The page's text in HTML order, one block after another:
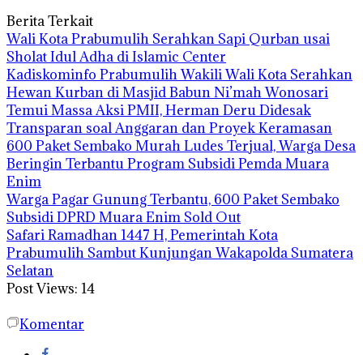
Berita Terkait
Wali Kota Prabumulih Serahkan Sapi Qurban usai
Sholat Idul Adha di Islamic Center
Kadiskominfo Prabumulih Wakili Wali Kota Serahkan
Hewan Kurban di Masjid Babun Ni’mah Wonosari
Temui Massa Aksi PMII, Herman Deru Didesak
Transparan soal Anggaran dan Proyek Keramasan
600 Paket Sembako Murah Ludes Terjual, Warga Desa
Beringin Terbantu Program Subsidi Pemda Muara
Enim
Warga Pagar Gunung Terbantu, 600 Paket Sembako
Subsidi DPRD Muara Enim Sold Out
Safari Ramadhan 1447 H, Pemerintah Kota
Prabumulih Sambut Kunjungan Wakapolda Sumatera
Selatan
Post Views: 14
Komentar